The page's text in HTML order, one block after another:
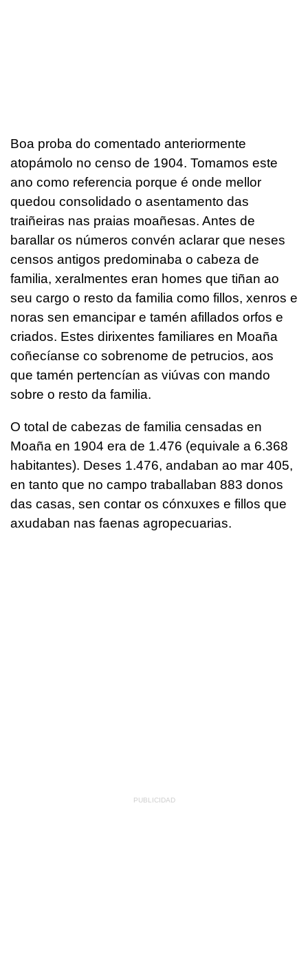
Boa proba do comentado anteriormente
atopámolo no censo de 1904. Tomamos este
ano como referencia porque é onde mellor
quedou consolidado o asentamento das
traiñeiras nas praias moañesas. Antes de
barallar os números convén aclarar que neses
censos antigos predominaba o cabeza de
familia, xeralmentes eran homes que tiñan ao
seu cargo o resto da familia como fillos, xenros e
noras sen emancipar e tamén afillados orfos e
criados. Estes dirixentes familiares en Moaña
coñecíanse co sobrenome de petrucios, aos
que tamén pertencían as viúvas con mando
sobre o resto da familia.
O total de cabezas de familia censadas en
Moaña en 1904 era de 1.476 (equivale a 6.368
habitantes). Deses 1.476, andaban ao mar 405,
en tanto que no campo traballaban 883 donos
das casas, sen contar os cónxuxes e fillos que
axudaban nas faenas agropecuarias.